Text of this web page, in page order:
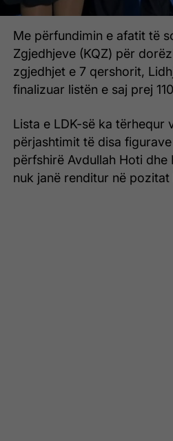
Me përfundimin e afatit të
Zgjedhjeve (KQZ) për
zgjedhjet e 7 qershorit,
finalizuar listën e saj prej
Lista e LDK-së ka tërhequr
përjashtimit të disa
përfshirë Avdullah Hoti
nuk janë renditur në